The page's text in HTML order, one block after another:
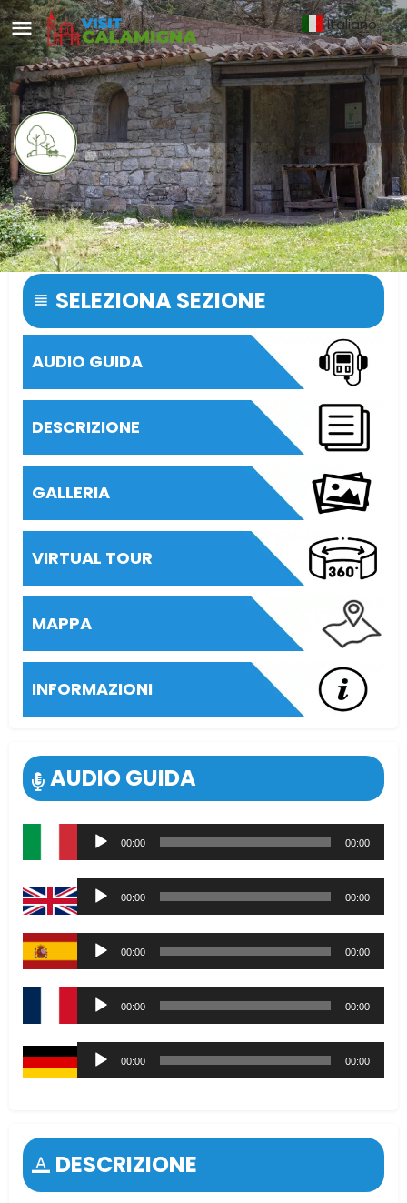
Rifugio Muccicase
Riserva naturale orientata Pizzo Cane, Pizzo Trigna e
Grotta Mazzamuto
SELEZIONA SEZIONE
AUDIO GUIDA
DESCRIZIONE
GALLERIA
VIRTUAL TOUR
MAPPA
INFORMAZIONI
AUDIO GUIDA
Audio
Player
00:00 00:00
Audio
Player
00:00 00:00
Audio
Player
00:00 00:00
Audio
Player
00:00 00:00
Audio
Player
00:00 00:00
DESCRIZIONE
Italiano ▼